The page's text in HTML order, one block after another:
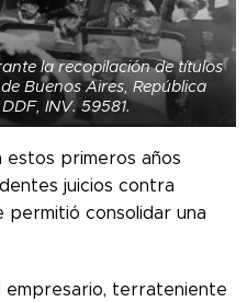
la recopilación de títulos
Buenos Aires, República
INV. 59581.
primeros años
juicios contra
permitió consolidar una
empresario, terrateniente